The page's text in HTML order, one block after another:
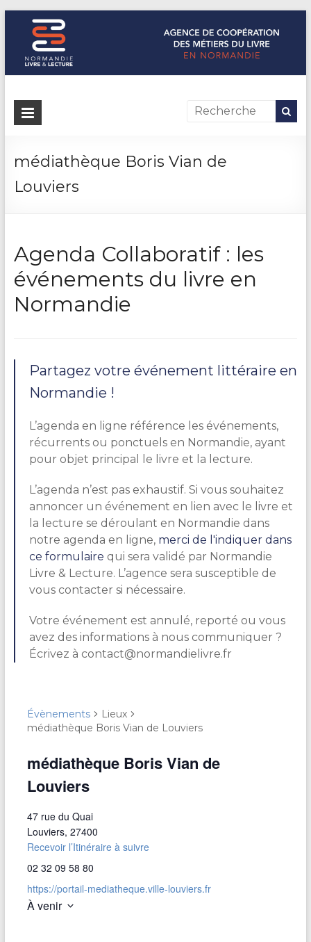
Normandie Livre & Lecture
L'agence de coopération des métiers du livre en Normandie
médiathèque Boris Vian de
Louviers
Agenda Collaboratif : les
événements du livre en
Normandie
Partagez votre événement littéraire en
Normandie !
L’agenda en ligne référence les événements,
récurrents ou ponctuels en Normandie, ayant
pour objet principal le livre et la lecture.
L’agenda n’est pas exhaustif. Si vous souhaitez
annoncer un événement en lien avec le livre et
la lecture se déroulant en Normandie dans
notre agenda en ligne, merci de l'indiquer dans
ce formulaire qui sera validé par Normandie
Livre & Lecture. L’agence sera susceptible de
vous contacter si nécessaire.
Votre événement est annulé, reporté ou vous
avez des informations à nous communiquer ?
Écrivez à contact@normandielivre.fr
Évènements
Lieux
médiathèque Boris Vian de Louviers
médiathèque Boris Vian de
Louviers
47 rue du Quai
Louviers, 27400
Recevoir l’Itinéraire à suivre
02 32 09 58 80
https://portail-mediatheque.ville-louviers.fr
À venir